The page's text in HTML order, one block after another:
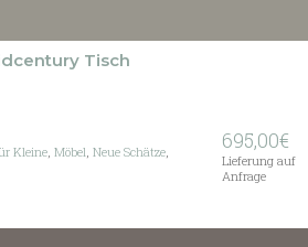
Tisch
Kleine, Möbel Neue Schätze,
695,00€
Lieferung auf
Anfrage